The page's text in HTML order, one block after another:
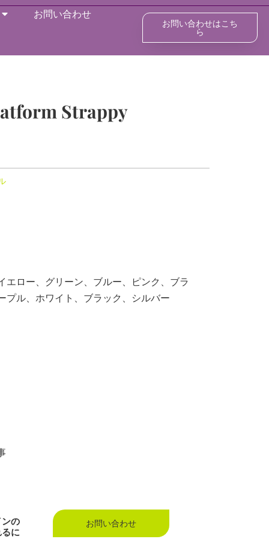
お問い合わせ
お問い合わせはこち
ら
Strappy
エロー、グリーン、ブルー、ピンク、ブラ
プル、ホワイト、ブラック、シルバー
の
に
お問い合わせ